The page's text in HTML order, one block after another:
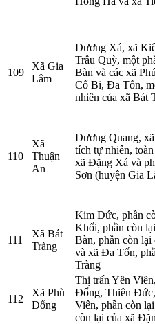
109
Xã Gia
Lâm
Dương Xá, xã
Trâu Quỳ, một
Bàn và các xã
Cổ Bi, Đa Tốn,
nhiên của xã Bát
110
Xã
Thuận
An
Dương Quang,
tích tự nhiên,
xã Đặng Xá và
Sơn (huyện Gia
111
Xã Bát
Tràng
Kim Đức, phần
Khối, phần còn
Bàn, phần còn
và xã Đa Tốn,
Tràng
112
Xã Phù
Đổng
Thị trấn Yên
Đổng, Thiên
Viên, phần còn
còn lại của xã